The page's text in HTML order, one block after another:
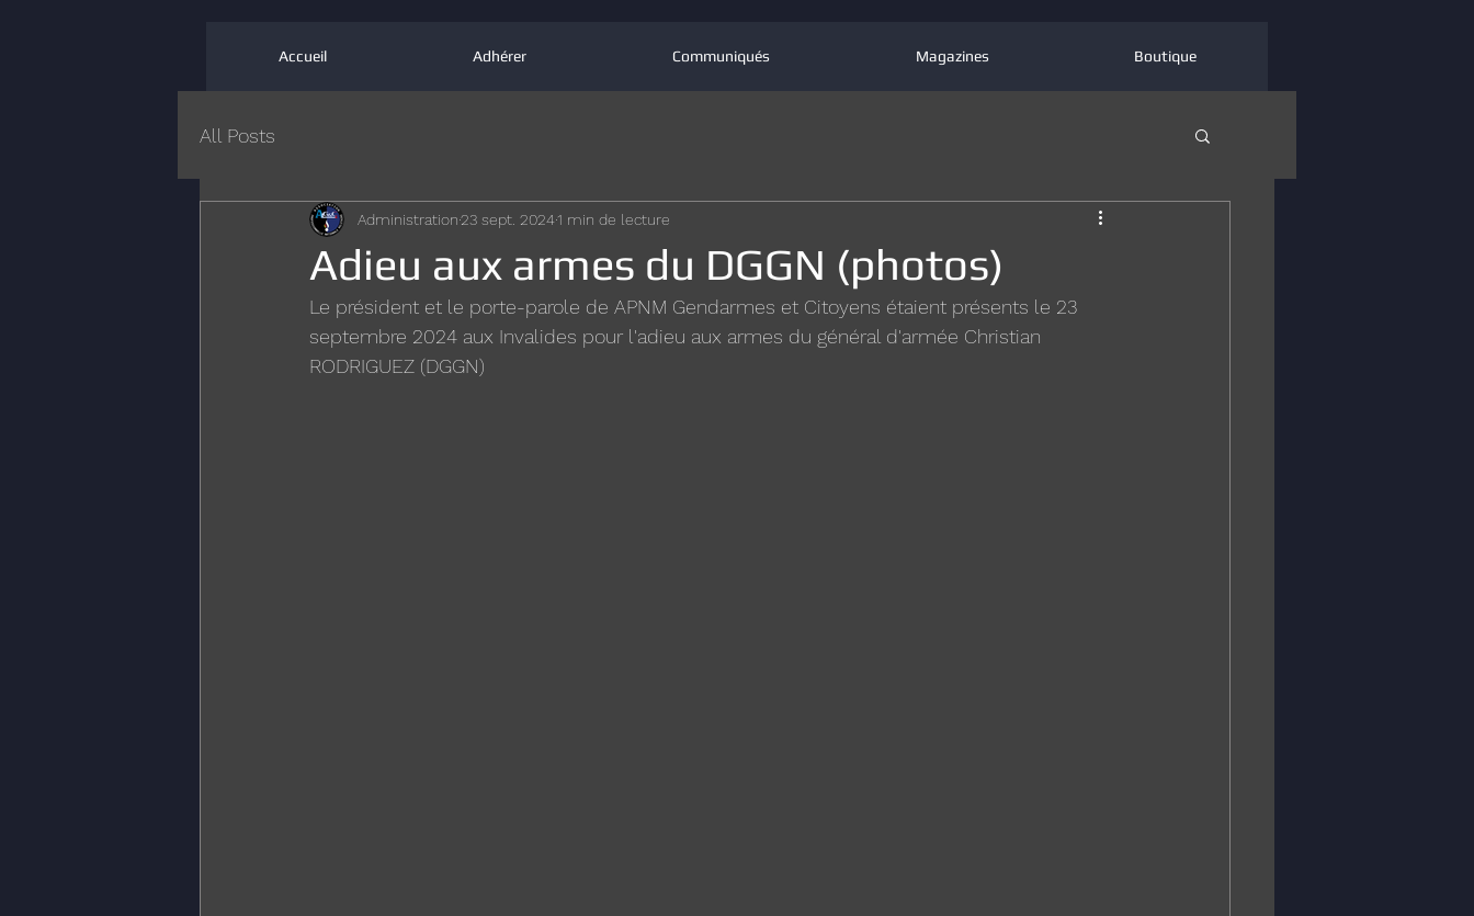
Accueil Adhérer Communiqués Magazines Boutique
All Posts
Adieu aux armes du DGGN (photos)
Administration23 sept. 20241 min de lecture
Le président et le porte-parole de APNM Gendarmes et Citoyens étaient présents le 23
septembre 2024 aux Invalides pour l'adieu aux armes du général d'armée Christian
RODRIGUEZ (DGGN)